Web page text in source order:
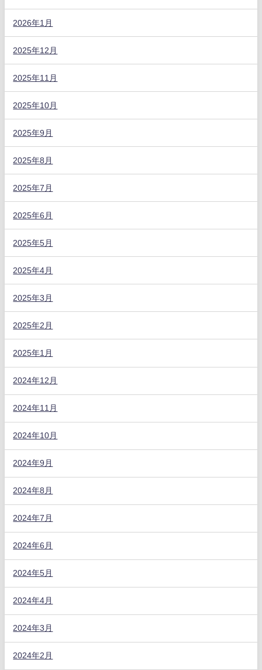
2026年1月
2025年12月
2025年11月
2025年10月
2025年9月
2025年8月
2025年7月
2025年6月
2025年5月
2025年4月
2025年3月
2025年2月
2025年1月
2024年12月
2024年11月
2024年10月
2024年9月
2024年8月
2024年7月
2024年6月
2024年5月
2024年4月
2024年3月
2024年2月